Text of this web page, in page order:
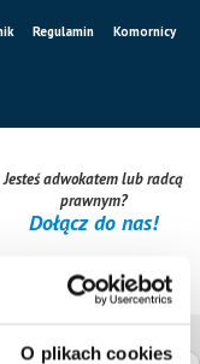
O plikach cookies
Regulamin Komornicy
Jesteś adwokatem lub radcą
prawnym?
Dołącz do nas!